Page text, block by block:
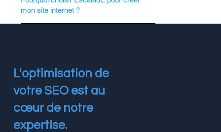
mon site internet ?
L'optimisation de
votre SEO est au
cœur de notre
expertise.